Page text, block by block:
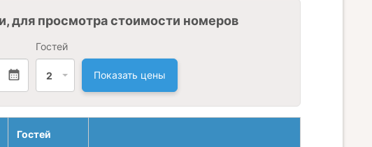
для просмотра стоимости номеров
Гостей
2 Показать цены
Гостей